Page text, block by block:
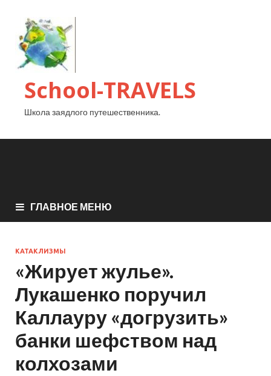
School-TRAVELS
Школа заядлого путешественника.
ГЛАВНОЕ МЕНЮ
КАТАКЛИЗМЫ
«Жирует жулье».
Лукашенко поручил
Каллауру «догрузить»
банки шефством над
колхозами